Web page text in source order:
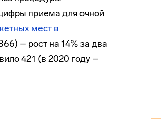
приема для очной
мест в
– рост на 14% за два
421 (в 2020 году –